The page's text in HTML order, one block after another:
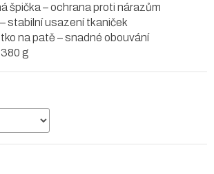
špička – ochrana proti nárazům
stabilní usazení tkaniček
na patě – snadné obouvání
380 g